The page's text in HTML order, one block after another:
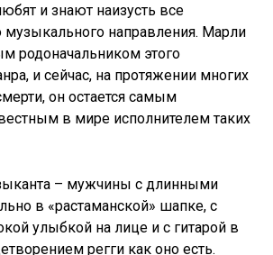
и знают наизусть все
музыкального направления. Марли
родоначальником этого
и сейчас, на протяжении многих
он остается самым
в мире исполнителем таких
– мужчины с длинными
в «растаманской» шапке, с
улыбкой на лице и с гитарой в
регги как оно есть.